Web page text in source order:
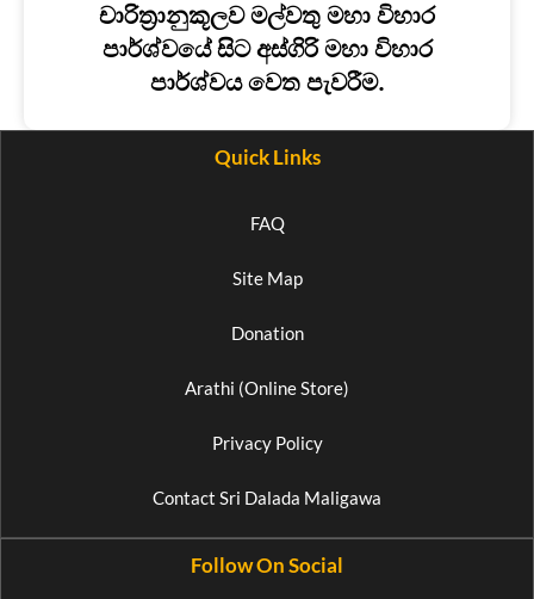
චාරිත්‍රානුකූලව මල්වතු මහා විහාර
පාර්ශ්වයේ සිට අස්ගිරි මහා විහාර
පාර්ශ්වය වෙත පැවරීම.
Quick Links
FAQ
Site Map
Donation
Arathi (Online Store)
Privacy Policy
Contact Sri Dalada Maligawa
Follow On Social